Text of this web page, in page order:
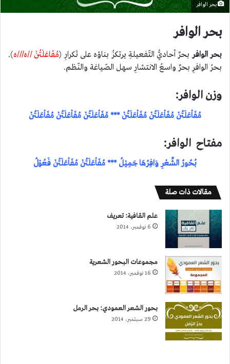
بحر الوافر
بحر الوافر
بحر الوافربحرٌ أحاديُّ التّفعيلةِ يرتكزُ بناؤه على تَكرارِ (مُفَاعَلَتُنْ //ه///ه).
بحرُ الوافرِ بحرٌ واسعُ الانتشارِ سهل الصّياغة والنّظم.
وزن الوافر:
مُفَاْعَلَتُنْ مُفَاْعَلَتُنْ مُفَاْعَلَتُنْ *** مُفَاْعَلَتُنْ مُفَاْعَلَتُنْ مُفَاْعَلَتُنْ
مفتاح الوافر:
بُحُورُ الشِّعْرِ وَافِرُهَا جَمِيْلُ *** مُفَاْعَلَتُنْ مُفَاْعَلَتُنْ فَعُوْلُ
مقالات ذات صلة
علم القافية: تعريف
6 نوفمبر، 2014
مجموعات البحور الشعرية
16 نوفمبر، 2014
بحور الشعر العمودي: بحر الرمل
29 سبتمبر، 2014